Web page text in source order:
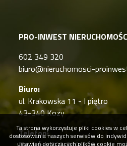
PRO-INWEST
602 349 320
biuro@nieruchomosci-
Biuro:
ul. Krakowska 11 - I piętro
43-340 Kozy
Telefon:
Ta strona wykorzystuje pliki cookies w
dostosowania naszych serwisów do
ustawień dotyczących plików cookie